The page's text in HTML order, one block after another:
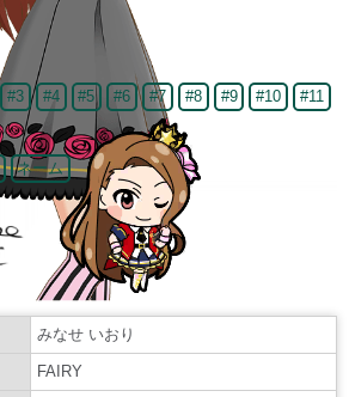
#3 #4 #5 #6 #7 #8 #9 #10 #11
ネーム
みなせ いおり
FAIRY